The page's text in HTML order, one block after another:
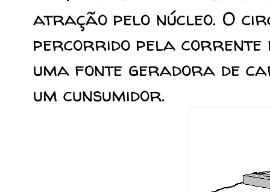
atração pelo núcleo. O
percorrido pela corrente
uma fonte geradora de
um cunsumidor.